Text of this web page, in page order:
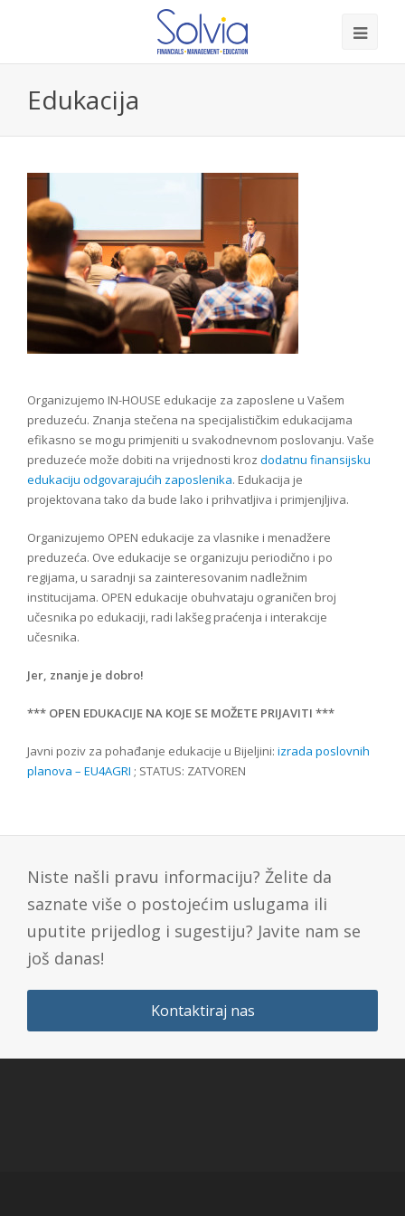
Edukacija
Organizujemo IN-HOUSE edukacije za zaposlene u Vašem
preduzeću. Znanja stečena na specijalističkim edukacijama
efikasno se mogu primjeniti u svakodnevnom poslovanju. Vaše
preduzeće može dobiti na vrijednosti kroz dodatnu finansijsku
edukaciju odgovarajućih zaposlenika. Edukacija je
projektovana tako da bude lako i prihvatljiva i primjenjljiva.
Organizujemo OPEN edukacije za vlasnike i menadžere
preduzeća. Ove edukacije se organizuju periodično i po
regijama, u saradnji sa zainteresovanim nadležnim
institucijama. OPEN edukacije obuhvataju ograničen broj
učesnika po edukaciji, radi lakšeg praćenja i interakcije
učesnika.
Jer, znanje je dobro!
*** OPEN EDUKACIJE NA KOJE SE MOŽETE PRIJAVITI ***
Javni poziv za pohađanje edukacije u Bijeljini: izrada poslovnih
planova – EU4AGRI ; STATUS: ZATVOREN
Niste našli pravu informaciju? Želite da
saznate više o postojećim uslugama ili
uputite prijedlog i sugestiju? Javite nam se
još danas!
Kontaktiraj nas